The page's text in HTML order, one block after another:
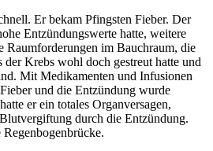
Er bekam Pfingsten Fieber. Der
Entzündungswerte hatte, weitere
Raumforderungen im Bauchraum, die
der Krebs wohl doch gestreut hatte und
Mit Medikamenten und Infusionen
und die Entzündung wurde
er ein totales Organversagen,
durch die Entzündung.